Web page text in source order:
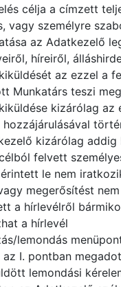
célja a címzett
vagy személyre
az Adatkezelő
híreiről,
az ezzel a
Munkatárs teszi
kizárólag az
hozzájárulásával
kizárólag addig
felvett
le nem
megerősítést
a hírlevélről
a hírlevél
lemondás
az I. pontban
lemondási